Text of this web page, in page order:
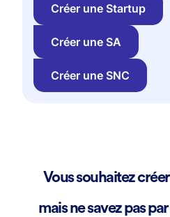
Créer une Startup
Créer une SA
Créer une SNC
Vous souhaitez
mais ne savez pas